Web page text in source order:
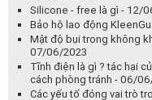
Dung môi Isopropyl
PPE là gì và phân loại
PPE loại III là gì ? - 31/05/
Tại sao Nitơ (N2) thường
Các loại khí nén thông
1 số tiêu chí khi lựa chọn
26/05/2023